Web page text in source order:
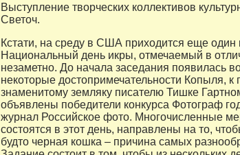
Выступление творческих коллективов
Светоч.
Кстати, на среду в США приходится еще один
Национальный день икры, отмечаемый в
незаметно. До начала заседания появилась
некоторые достопримечательности Копыля, к
знаменитому земляку писателю Тишке
объявлены победители конкурса Фотограф
журнал Российское фото. Многочисленные
состоятся в этот день, направлены на то,
будто черная кошка – причина самых